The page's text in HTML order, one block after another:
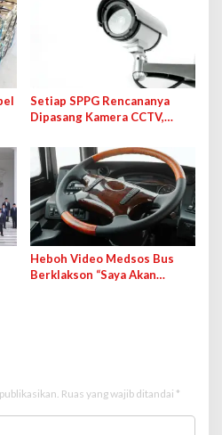
Setiap SPPG Rencananya
Dipasang Kamera CCTV,
ke BGN
Heboh Video Medsos Bus
Berklakson “Saya Akan
Ruas yang wajib ditandai *